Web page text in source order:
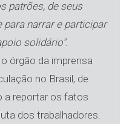
patrões, de seus
para narrar e participar
solidário".
órgão da imprensa
no Brasil, de
a reportar os fatos
dos trabalhadores.